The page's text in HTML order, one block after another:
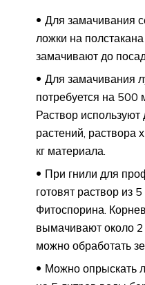
Для замачивания
ложки на
замачивают до
Для замачивания
потребуется на 500
Раствор
растений, раствора
кг материала.
При гнили для
готовят раствор из
Фитоспорина.
вымачивают около
можно обработать
Можно опрыскать